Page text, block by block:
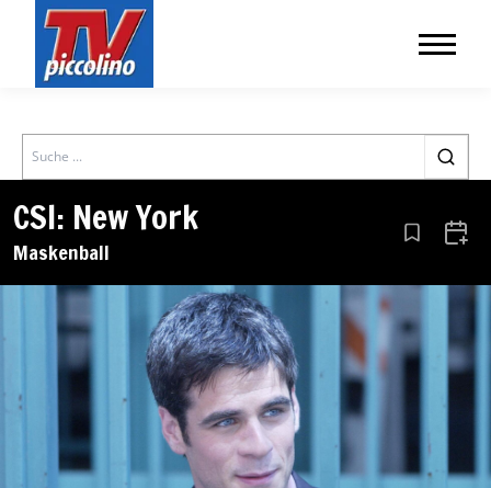
Search
CSI: New York
Maskenball Aus den